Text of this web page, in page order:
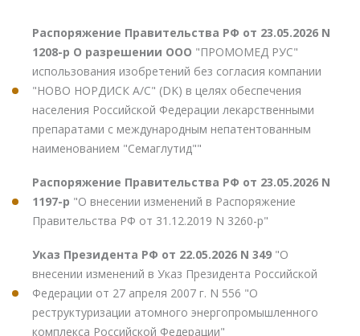
Распоряжение Правительства РФ от 23.05.2026 N
1208-р О разрешении ООО "ПРОМОМЕД РУС"
использования изобретений без согласия компании
"НОВО НОРДИСК А/С" (DK) в целях обеспечения
населения Российской Федерации лекарственными
препаратами с международным непатентованным
наименованием "Семаглутид""
Распоряжение Правительства РФ от 23.05.2026 N
1197-р "О внесении изменений в Распоряжение
Правительства РФ от 31.12.2019 N 3260-р"
Указ Президента РФ от 22.05.2026 N 349 "О
внесении изменений в Указ Президента Российской
Федерации от 27 апреля 2007 г. N 556 "О
реструктуризации атомного энергопромышленного
комплекса Российской Федерации"